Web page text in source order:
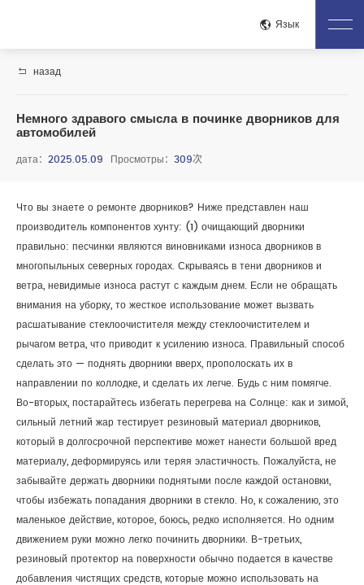
Язык
Дом
Представление Компании.
Процесс
Центр Продуктов
Аккумуляторный Крепёж
Новости Компании Новости Отрасли
Связаться С Нами
Контактная Информация Оставьте Сообщение Онлайн
назад
Немного здравого смысла в починке дворников для
автомобилей
дата： 2025.05.09 Просмотры： 309次
Что вы знаете о ремонте дворников? Ниже представлен наш
производитель компонентов хунту: (1) очищающий дворники
правильно: песчинки являются виновниками износа дворников в
многопыльных северных городах. Скрываясь в тени дворников и
ветра, невидимые износа растут с каждым днем. Если не обращать
внимания на уборку, то жесткое использование может вызвать
расшатывание стеклоочистителя между стеклоочистителем и
рычагом ветра, что приводит к усилению износа. Правильный способ
сделать это — поднять дворники вверх, прополоскать их в
направлении по коллодке, и сделать их легче. Будь с ним помягче.
Во-вторых, постарайтесь избегать перегрева на Солнце: как и зимой,
сильный летний жар тестирует резиновый материал дворников,
который в долгосрочной перспективе может нанести большой вред
материалу, деформируясь или теряя эластичность. Пожалуйста, не
забывайте держать дворники поднятыми после каждой остановки,
чтобы избежать попадания дворники в стекло. Но, к сожалению, это
маленькое действие, которое, боюсь, редко исполняется. Но одним
движением руки можно легко починить дворники. В-третьих,
резиновый протектор на поверхности обычно подается в качестве
добавления чистящих средств, которые можно использовать на